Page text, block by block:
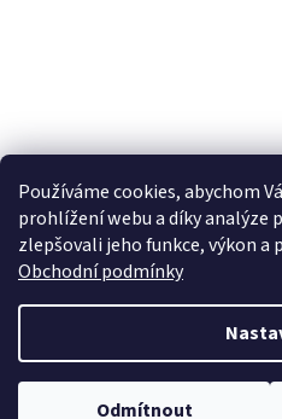
Používáme cookies, abychom
prohlížení webu a díky analýze
zlepšovali jeho funkce, výkon a
Obchodní podmínky
Odmítnout